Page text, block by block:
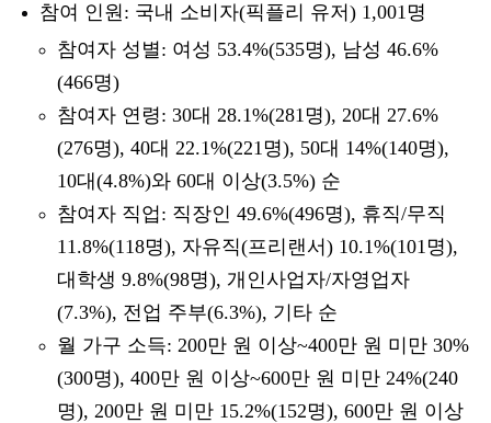
참여 인원: 국내 소비자(픽플리 유저) 1,001명
참여자 성별: 여성 53.4%(535명), 남성 46.6%
(466명)
참여자 연령: 30대 28.1%(281명), 20대 27.6%
(276명), 40대 22.1%(221명), 50대 14%(140명),
10대(4.8%)와 60대 이상(3.5%) 순
참여자 직업: 직장인 49.6%(496명), 휴직/무직
11.8%(118명), 자유직(프리랜서) 10.1%(101명),
대학생 9.8%(98명), 개인사업자/자영업자
(7.3%), 전업 주부(6.3%), 기타 순
월 가구 소득: 200만 원 이상~400만 원 미만 30%
(300명), 400만 원 이상~600만 원 미만 24%(240
명), 200만 원 미만 15.2%(152명), 600만 원 이상